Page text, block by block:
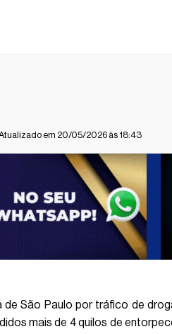
em 20/05/2026 às 18:43
São Paulo por tráfico de
mais de 4 quilos de